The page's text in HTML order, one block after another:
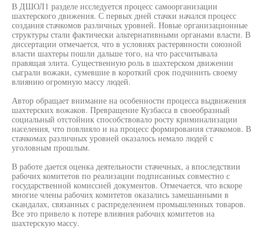
В ДШОЛ1 разделе исследуется процесс самоорганизации
шахтерского движения. С первых дней стачки начался процесс
создания стачкомов различных уровней. Новые организационные
структуры стали фактически альтернативными органами власти. В
диссертации отмечается, что в условиях растерянности союзной
власти шахтеры пошли дальше того, на что рассчитывала
правящая элита. Существенную роль в шахтерском движении
сыграли вожаки, сумевшие в короткий срок подчинить своему
влиянию огромную массу людей.
Автор обращает внимание на особенности процесса выдвижения
шахтерских вожаков. Превращение Кузбасса в своеобразный
социальный отстойник способствовало росту криминализации
населения, что повлияло и на процесс формирования стачкомов. В
стачкомах различных уровней оказалось немало людей с
уголовным прошлым.
В работе дается оценка деятельности стачечных, а впоследствии
рабочих комитетов по реализации подписанных совместно с
государственной комиссией документов. Отмечается, что вскоре
многие члены рабочих комитетов оказались замешанными в
скандалах, связанных с распределением промышленных товаров.
Все это привело к потере влияния рабочих комитетов на
шахтерскую массу.